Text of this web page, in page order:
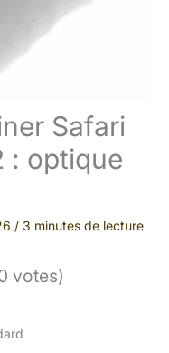
Safari
: optique
/ 3 minutes de lecture
votes)